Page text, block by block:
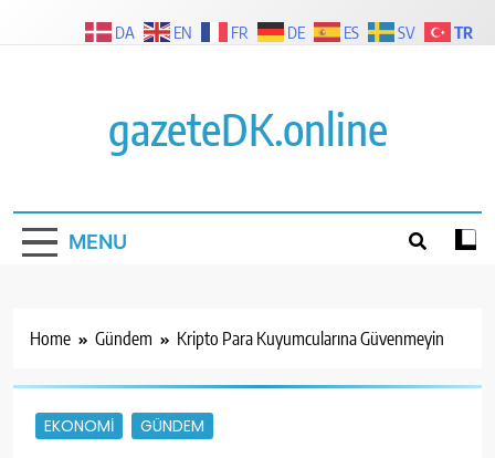
gazeteDK.online
MENU
Home Gündem Kripto Para Kuyumcularına Güvenmeyin
EKONOMI GÜNDEM
DA EN FR DE ES SV TR